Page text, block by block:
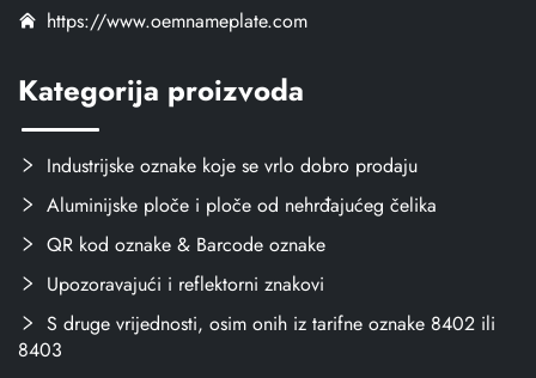
https://www.oemnameplate.com
Kategorija proizvoda
Industrijske oznake koje se vrlo dobro prodaju
Aluminijske ploče i ploče od nehrđajućeg čelika
QR kod oznake & Barcode oznake
Upozoravajući i reflektorni znakovi
S druge vrijednosti, osim onih iz tarifne oznake 8402 ili
8403